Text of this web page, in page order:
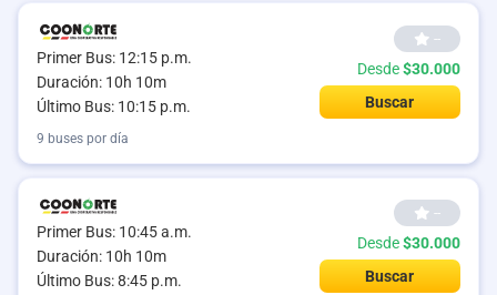
Primer Bus: 12:15 p.m.
Duración: 10h 10m
Último Bus: 10:15 p.m.
--
Desde$30.000
Buscar
9 buses por día
Primer Bus: 10:45 a.m.
Duración: 10h 10m
Último Bus: 8:45 p.m.
--
Desde$30.000
Buscar